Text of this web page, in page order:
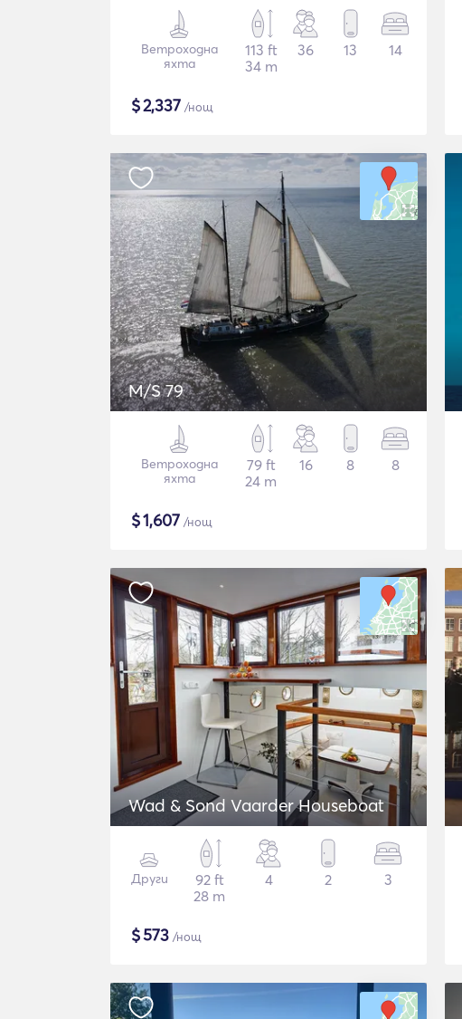
Ветроходна
яхта
113 ft
34 m
36 13 14
$2,337 /нощ
M/S 79
Ветроходна
яхта
79 ft
24 m
16 8 8
$1,607 /нощ
Wad & Sond Vaarder Houseboat
Други
92 ft
28 m
4 2 3
$573 /нощ